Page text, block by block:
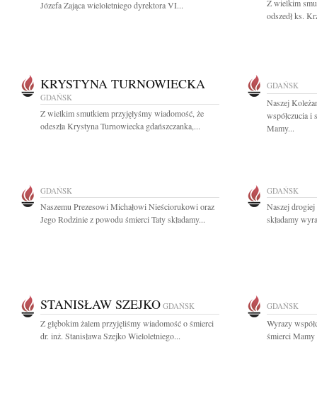
Józefa Zająca wieloletniego dyrektora VI...
Z wielkim
odszedł ks.
KRYSTYNA TURNOWIECKA
GDAŃSK
Z wielkim smutkiem przyjęłyśmy wiadomość, że
odeszła Krystyna Turnowiecka gdańszczanka,...
GDAŃSK
Naszej
współczucia i
Mamy...
GDAŃSK
Naszemu Prezesowi Michałowi Nieściorukowi oraz
Jego Rodzinie z powodu śmierci Taty składamy...
GDAŃSK
Naszej
składamy
STANISŁAW SZEJKO GDAŃSK
Z głębokim żalem przyjęliśmy wiadomość o śmierci
dr. inż. Stanisława Szejko Wieloletniego...
GDAŃSK
Wyrazy
śmierci Mamy